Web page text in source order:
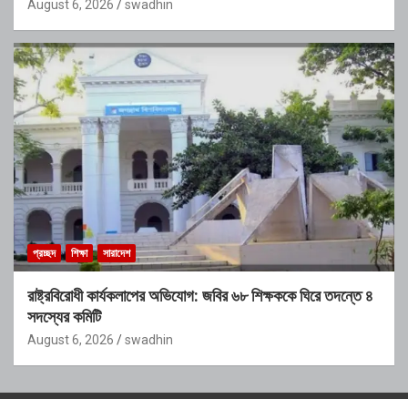
August 6, 2026 swadhin
প্রচ্ছদ শিক্ষা সারাদেশ
রাষ্ট্রবিরোধী কার্যকলাপের অভিযোগ: জবির ৬৮ শিক্ষককে ঘিরে তদন্তে ৪
সদস্যের কমিটি
August 6, 2026 swadhin